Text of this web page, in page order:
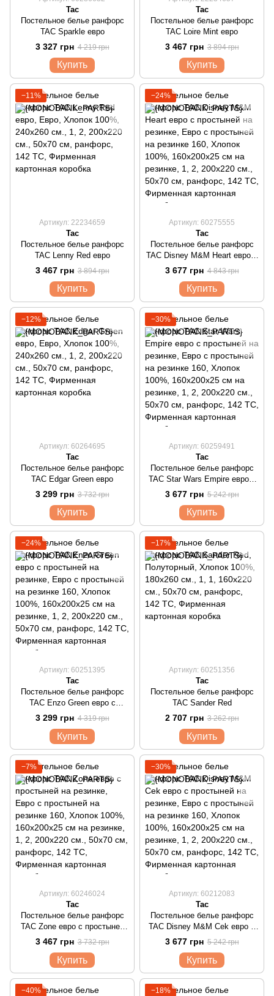
Tac
Постельное белье ранфорс
TAC Sparkle евро
3 327 грн 4 219 грн
Купить
Tac
Постельное белье ранфорс
TAC Loire Mint евро
3 467 грн 3 894 грн
Купить
−11%
Артикул: 22234659
Tac
Постельное белье ранфорс
TAC Lenny Red евро
3 467 грн 3 894 грн
Купить
−24%
Артикул: 60275555
Tac
Постельное белье ранфорс
TAC Disney M&M Heart евро с
простыней на резинке
3 677 грн 4 843 грн
Купить
−12%
Артикул: 60264695
Tac
Постельное белье ранфорс
TAC Edgar Green евро
3 299 грн 3 732 грн
Купить
−30%
Артикул: 60259491
Tac
Постельное белье ранфорс
TAC Star Wars Empire евро с
простыней на резинке
3 677 грн 5 242 грн
Купить
−24%
Артикул: 60251395
Tac
Постельное белье ранфорс
TAC Enzo Green евро с
простыней на резинке
3 299 грн 4 319 грн
Купить
−17%
Артикул: 60251356
Tac
Постельное белье ранфорс
TAC Sander Red
2 707 грн 3 262 грн
Купить
−7%
Артикул: 60246024
Tac
Постельное белье ранфорс
TAC Zone евро с простыней
на резинке
3 467 грн 3 732 грн
Купить
−30%
Артикул: 60212083
Tac
Постельное белье ранфорс
TAC Disney M&M Cek евро с
простыней на резинке
3 677 грн 5 242 грн
Купить
−40% −18%